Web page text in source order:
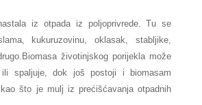
iz otpada iz poljoprivrede. Tu se
kukuruzovinu, oklasak, stabljike,
životinjskog porijekla može
spaljuje, dok još postoji i biomasam
što je mulj iz prećišćavanja otpadnih